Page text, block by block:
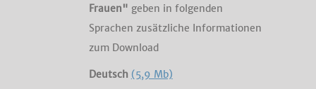
Frauen" geben in folgenden
Sprachen zusätzliche Informationen
zum Download
Deutsch (5,9 Mb)